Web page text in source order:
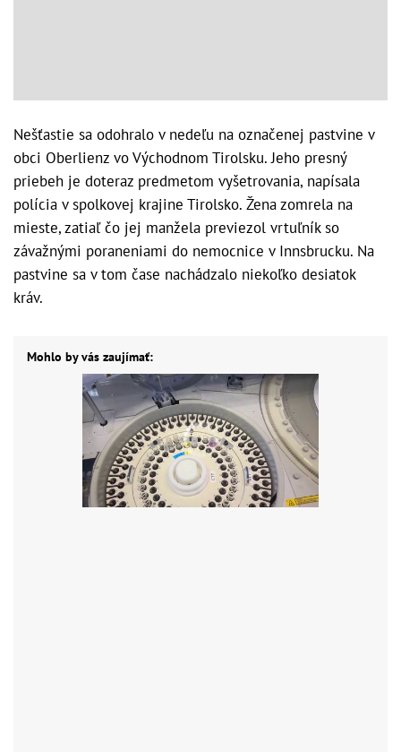
Nešťastie sa odohralo v nedeľu na označenej pastvine v
obci Oberlienz vo Východnom Tirolsku. Jeho presný
priebeh je doteraz predmetom vyšetrovania, napísala
polícia v spolkovej krajine Tirolsko. Žena zomrela na
mieste, zatiaľ čo jej manžela previezol vrtuľník so
závažnými poraneniami do nemocnice v Innsbrucku. Na
pastvine sa v tom čase nachádzalo niekoľko desiatok
kráv.
Mohlo by vás zaujímať: